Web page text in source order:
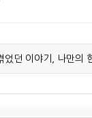
었던 이야기, 나만의